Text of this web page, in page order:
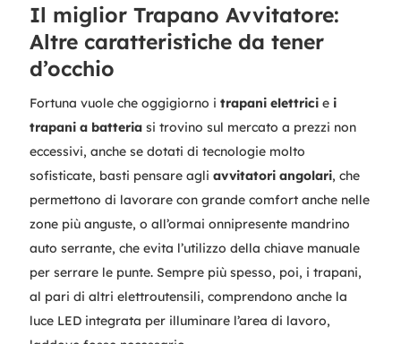
Il miglior Trapano Avvitatore:
Altre caratteristiche da tener
d’occhio
Fortuna vuole che oggigiorno i trapani elettriciei
trapani a batteriasi trovino sul mercato a prezzi non
eccessivi, anche se dotati di tecnologie molto
sofisticate, basti pensare agli avvitatori angolari, che
permettono di lavorare con grande comfort anche nelle
zone più anguste, o all’ormai onnipresente mandrino
auto serrante, che evita l’utilizzo della chiave manuale
per serrare le punte. Sempre più spesso, poi, i trapani,
al pari di altri elettroutensili, comprendono anche la
luce LED integrata per illuminare l’area di lavoro,